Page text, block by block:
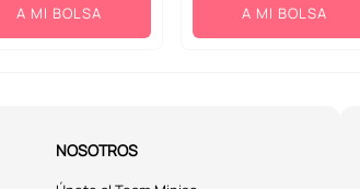
A MI BOLSA A MI BOLSA
NOSOTROS